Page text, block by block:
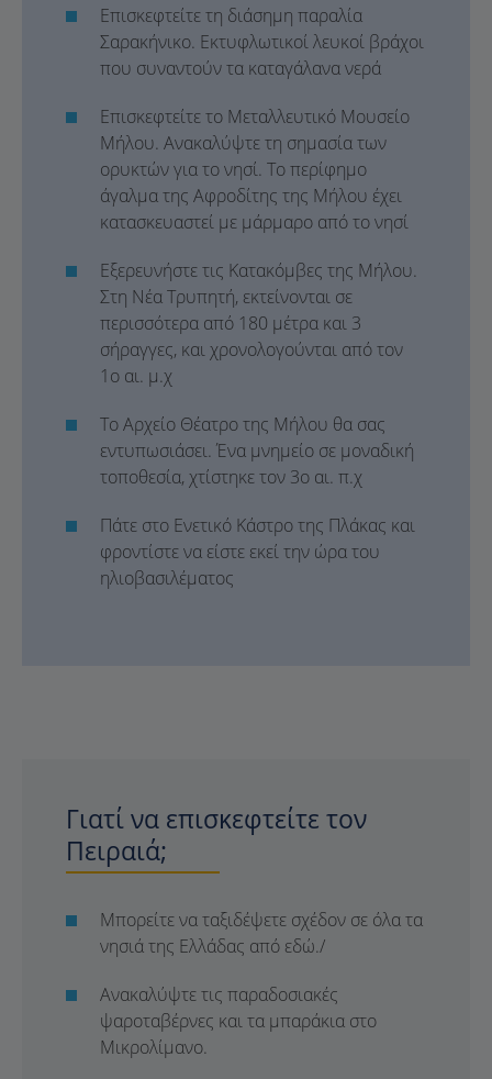
Επισκεφτείτε τη διάσημη παραλία
Σαρακήνικο. Εκτυφλωτικοί λευκοί βράχοι
που συναντούν τα καταγάλανα νερά
Επισκεφτείτε το Μεταλλευτικό Μουσείο
Μήλου. Ανακαλύψτε τη σημασία των
ορυκτών για το νησί. Το περίφημο
άγαλμα της Αφροδίτης της Μήλου έχει
κατασκευαστεί με μάρμαρο από το νησί
Εξερευνήστε τις Κατακόμβες της Μήλου.
Στη Νέα Τρυπητή, εκτείνονται σε
περισσότερα από 180 μέτρα και 3
σήραγγες, και χρονολογούνται από τον
1ο αι. μ.χ
Το Αρχείο Θέατρο της Μήλου θα σας
εντυπωσιάσει. Ένα μνημείο σε μοναδική
τοποθεσία, χτίστηκε τον 3ο αι. π.χ
Πάτε στο Ενετικό Κάστρο της Πλάκας και
φροντίστε να είστε εκεί την ώρα του
ηλιοβασιλέματος
Γιατί να επισκεφτείτε τον
Πειραιά;
Μπορείτε να ταξιδέψετε σχέδον σε όλα τα
νησιά της Ελλάδας από εδώ./
Ανακαλύψτε τις παραδοσιακές
ψαροταβέρνες και τα μπαράκια στο
Μικρολίμανο.